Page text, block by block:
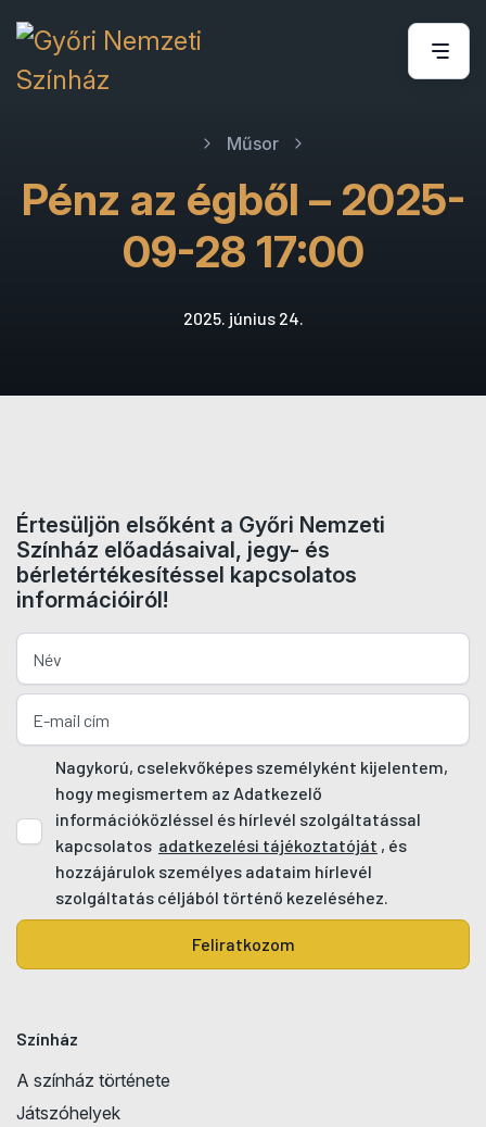
Műsor
Pénz az égből – 2025-
09-28 17:00
2025. június 24.
Értesüljön elsőként a Győri Nemzeti
Színház előadásaival, jegy- és
bérletértékesítéssel kapcsolatos
információiról!
Nagykorú, cselekvőképes személyként kijelentem,
hogy megismertem az Adatkezelő
információközléssel és hírlevél szolgáltatással
kapcsolatos adatkezelési tájékoztatóját , és
hozzájárulok személyes adataim hírlevél
szolgáltatás céljából történő kezeléséhez.
Feliratkozom
Színház
A színház története
Játszóhelyek